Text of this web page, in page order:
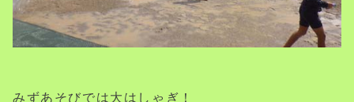
みずあそびでは大はしゃぎ！